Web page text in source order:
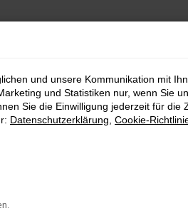
und unsere Kommunikation mit
und Statistiken nur, wenn Sie
Sie die Einwilligung jederzeit für die
Datenschutzerklärung Cookie-